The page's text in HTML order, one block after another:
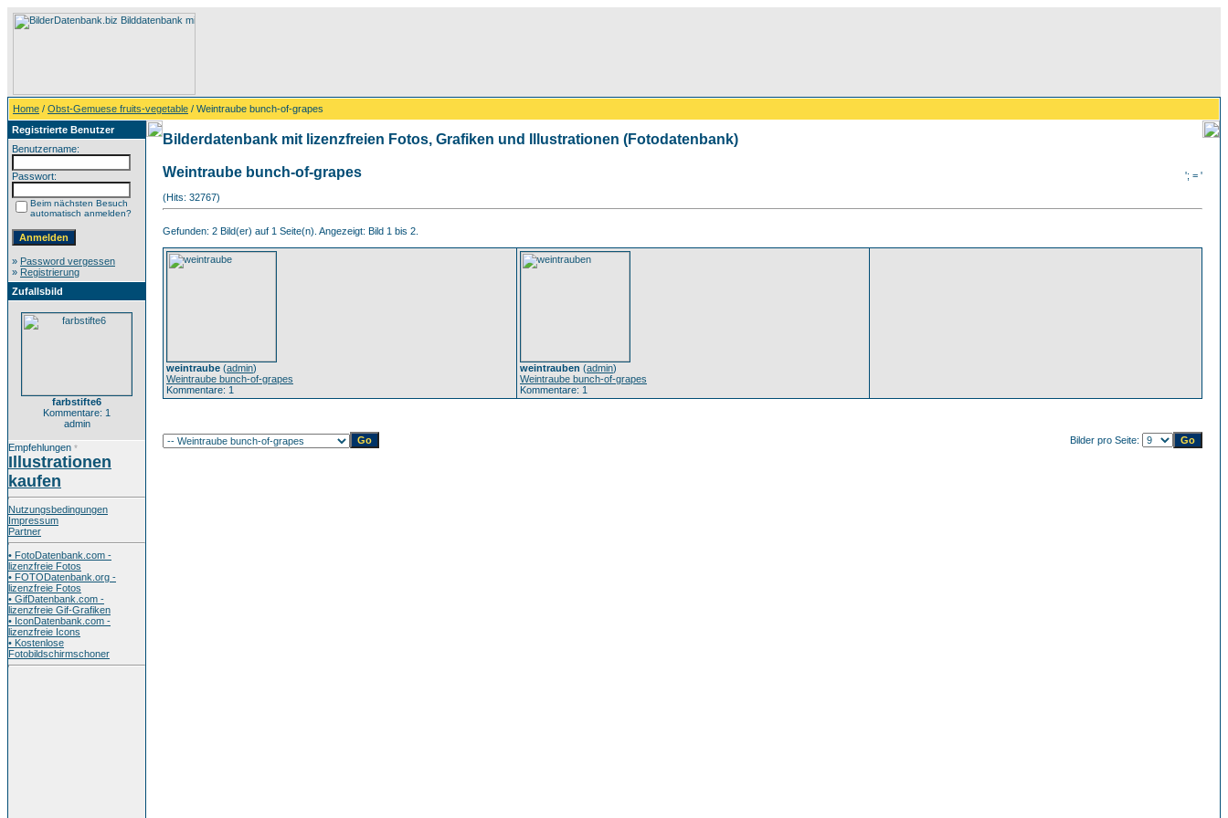
Home / Obst-Gemuese fruits-vegetable / Weintraube bunch-of-grapes
Registrierte Benutzer
Benutzername:
Passwort:
Beim nächsten Besuch
automatisch anmelden?
» Password vergessen
» Registrierung
Zufallsbild
farbstifte6
Kommentare: 1
admin
Empfehlungen *
Illustrationen
kaufen
Nutzungsbedingungen
Impressum
Partner
• FotoDatenbank.com -
lizenzfreie Fotos
• FOTODatenbank.org -
lizenzfreie Fotos
• GifDatenbank.com -
lizenzfreie Gif-Grafiken
• IconDatenbank.com -
lizenzfreie Icons
• Kostenlose
Fotobildschirmschoner
Bilderdatenbank mit lizenzfreien Fotos, Grafiken und Illustrationen (Fotodatenbank)
Weintraube bunch-of-grapes
'; = '
(Hits: 32767)
Gefunden: 2 Bild(er) auf 1 Seite(n). Angezeigt: Bild 1 bis 2.
weintraube (admin)
Weintraube bunch-of-grapes
Kommentare: 1
weintrauben (admin)
Weintraube bunch-of-grapes
Kommentare: 1
Bilder pro Seite: